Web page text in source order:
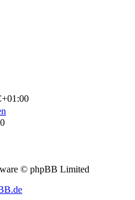
© phpBB Limited